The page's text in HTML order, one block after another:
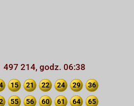
497 214, godz. 06:38
15 21 22 24 29 36
55 56 60 61 64 65